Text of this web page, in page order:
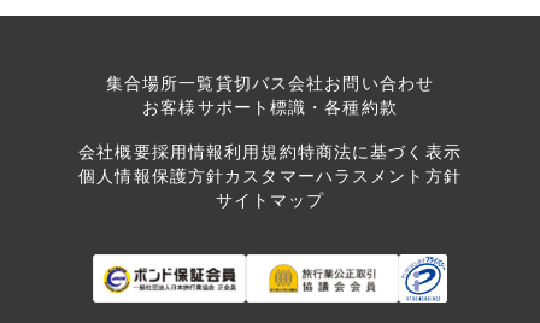
集合場所一覧貸切バス会社お問い合わせ
お客様サポート 標識・各種約款
会社概要採用情報利用規約特商法に基づく表示
個人情報保護方針カスタマーハラスメント方針
サイトマップ